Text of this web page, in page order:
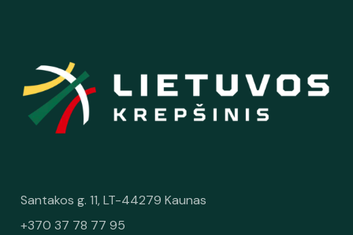
Santakos g. 11, LT-44279 Kaunas
+370 37 78 77 95